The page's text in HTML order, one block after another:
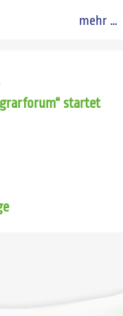
mehr …
startet